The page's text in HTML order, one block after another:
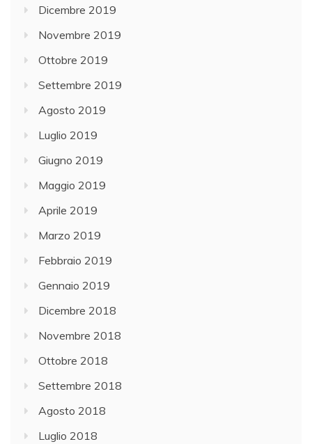
Dicembre 2019
Novembre 2019
Ottobre 2019
Settembre 2019
Agosto 2019
Luglio 2019
Giugno 2019
Maggio 2019
Aprile 2019
Marzo 2019
Febbraio 2019
Gennaio 2019
Dicembre 2018
Novembre 2018
Ottobre 2018
Settembre 2018
Agosto 2018
Luglio 2018